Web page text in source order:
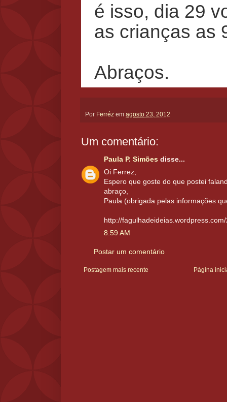
é isso, dia 29
as crianças as
Abraços.
Por Ferréz em agosto 23, 2012
Um comentário:
Paula P. Simões disse...
Oi Ferrez,
Espero que goste do que postei
abraço,
Paula (obrigada pelas informações
http://
8:59 AM
Postar um comentário
Postagem mais recente Página